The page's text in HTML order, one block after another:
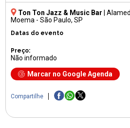
Ton Ton Jazz & Music Bar |
Moema - São Paulo, SP
Datas do evento
Preço:
Não informado
Marcar no Google Agenda
Compartilhe